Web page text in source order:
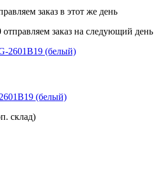
заказ в этот же день
отправляем заказ на следующий день
(белый)
склад)